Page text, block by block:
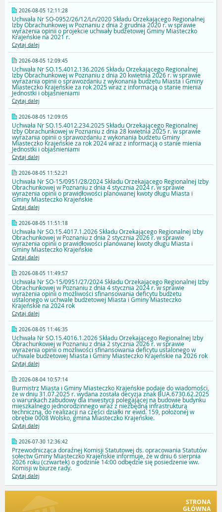
2026-08-05 12:11:28
Uchwała Nr SO-0952/26/12/Ln/2020 Składu Orzekającego Regionalnej
Izby Obrachunkowej w Poznaniu z dnia 2 grudnia 2020 r. w sprawie
wyrażenia opinii o projekcie uchwały budżetowej Gminy Miasteczko
Krajeńskie na 2021 r.
Czytaj dalej
2026-08-05 12:09:45
Uchwała Nr SO.15.4012.136.2026 Składu Orzekającego Regionalnej
Izby Obrachunkowej w Poznaniu z dnia 20 kwietnia 2026 r. w sprawie
wyrażania opinii o sprawozdaniu z wykonania budżetu Miasta i Gminy
Miasteczko Krajeńskie za rok 2025 wraz z informacją o stanie mienia
Jednostki i objaśnieniami
Czytaj dalej
2026-08-05 12:09:05
Uchwała Nr SO.15.4012.234.2025 Składu Orzekającego Regionalnej
Izby Obrachunkowej w Poznaniu z dnia 28 kwietnia 2025 r. w sprawie
wyrażania opinii o sprawozdaniu z wykonania budżetu Gminy
Miasteczko Krajeńskie za rok 2024 wraz z informacją o stanie mienia
Jednostki i objaśnieniami
Czytaj dalej
2026-08-05 11:52:21
Uchwała Nr SO-15/0951/28/2024 Składu Orzekającego Regionalnej Izby
Obrachunkowej w Poznaniu z dnia 4 stycznia 2024 r. w sprawie
wyrażenia opinii o prawidłowości planowanej kwoty długu Miasta i
Gminy Miasteczko Krajeńskie
Czytaj dalej
2026-08-05 11:51:18
Uchwała Nr SO.15.4017.1.2026 Składu Orzekającego Regionalnej Izby
Obrachunkowej w Poznaniu z dnia 2 stycznia 2026 r. w sprawie
wyrażenia opinii o prawidłowości planowanej kwoty długu Miasta i
Gminy Miasteczko Krajeńskie
Czytaj dalej
2026-08-05 11:49:57
Uchwała Nr SO-15/0951/27/2024 Składu Orzekającego Regionalnej Izby
Obrachunkowej w Poznaniu z dnia 4 stycznia 2024 r. w sprawie
wyrażenia opinii o możliwości sfinansowania deficytu budżetu
ustalonego w uchwale budżetowej Miasta i Gminy Miasteczko
Krajeńskie na 2024 rok
Czytaj dalej
2026-08-05 11:46:35
Uchwała Nr SO.15.4016.1.2026 Składu Orzekającego Regionalnej Izby
Obrachunkowej w Poznaniu z dnia 2 stycznia 2026 r. w sprawie
wyrażenia opinii o możliwości sfinansowania deficytu ustalonego w
uchwale budżetowej Miasta i Gminy Miasteczko Krajeńskie na 2026 rok
Czytaj dalej
2026-08-04 10:57:14
Burmistrz Miasta i Gminy Miasteczko Krajeńskie podaje do wiadomości,
że w dniu 31.07.2025 r. wydana została decyzja znak BUA.6730.62.2025
o warunkach zabudowy dla inwestycji polegającej na budowie budynku
mieszkalnego jednorodzinnego wraz z niezbędną infrastrukturą
techniczną, do realizacji na części działki nr ewid. 159, położonej w
obrębie 0008 Wolsko, gmina Miasteczko Krajeńskie.
Czytaj dalej
2026-07-30 12:36:42
Przewodnicząca doraźnej Komisji Statutowej ds. opracowania Statutów
sołectw Gminy Miasteczko Krajeńskie informuje, że w dniu 6 sierpnia
2026 roku (czwartek) o godzinie 14:00 odbędzie się posiedzenie ww.
Komisji w biurze rady.
Czytaj dalej
STRONA
GŁÓWNA